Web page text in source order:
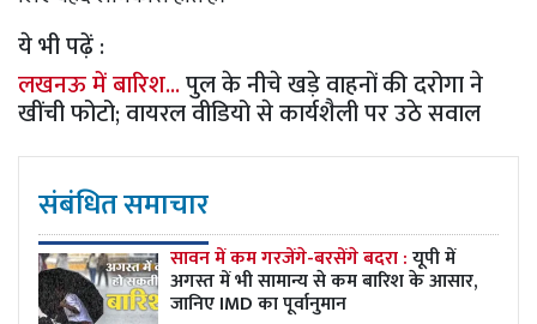
ये भी पढ़ें :
लखनऊ में बारिश...पुल के नीचे खड़े वाहनों की दरोगा ने
खींची फोटो; वायरल वीडियो से कार्यशैली पर उठे सवाल
संबंधित समाचार
सावन में कम गरजेंगे-बरसेंगे बदरा :यूपी में
अगस्त में भी सामान्य से कम बारिश के आसार,
जानिए IMD का पूर्वानुमान